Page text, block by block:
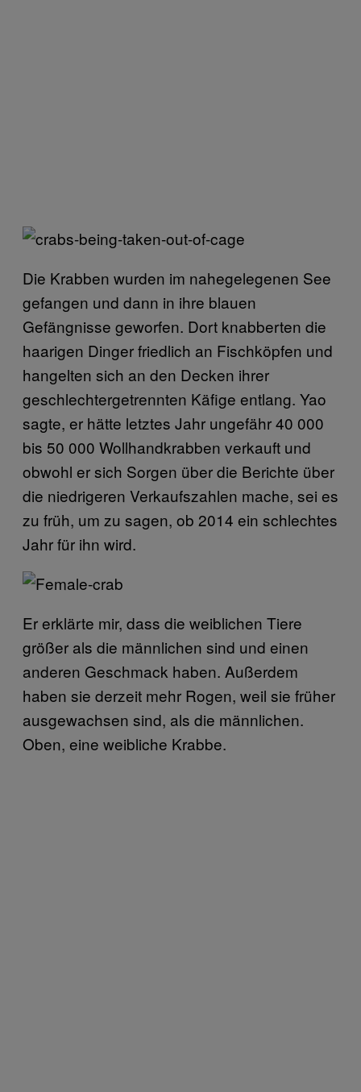
Die Krabben wurden im nahegelegenen See
gefangen und dann in ihre blauen
Gefängnisse geworfen. Dort knabberten die
haarigen Dinger friedlich an Fischköpfen und
hangelten sich an den Decken ihrer
geschlechtergetrennten Käfige entlang. Yao
sagte, er hätte letztes Jahr ungefähr 40 000
bis 50 000 Wollhandkrabben verkauft und
obwohl er sich Sorgen über die Berichte über
die niedrigeren Verkaufszahlen mache, sei es
zu früh, um zu sagen, ob 2014 ein schlechtes
Jahr für ihn wird.
Er erklärte mir, dass die weiblichen Tiere
größer als die männlichen sind und einen
anderen Geschmack haben. Außerdem
haben sie derzeit mehr Rogen, weil sie früher
ausgewachsen sind, als die männlichen.
Oben, eine weibliche Krabbe.